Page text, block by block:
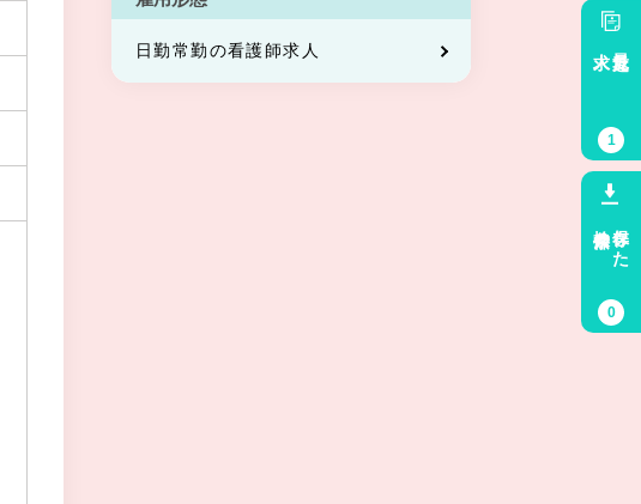
日勤常勤の看護師求人 最近見た
1
保存した
0